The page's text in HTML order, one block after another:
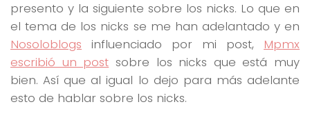
presento y la siguiente sobre los nicks. Lo que en
el tema de los nicks se me han adelantado y en
Nosoloblogs influenciado por mi post, Mpmx
escribió un post sobre los nicks que está muy
bien. Así que al igual lo dejo para más adelante
esto de hablar sobre los nicks.